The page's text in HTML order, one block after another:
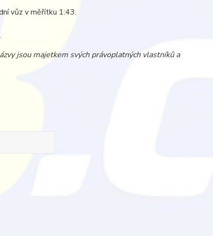
vůz v měřítku 1:43.
jsou majetkem svých právoplatných vlastníků a